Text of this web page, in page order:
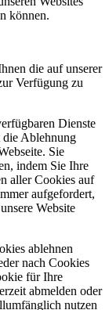
können.
die auf unserer
Verfügung zu
Dienste
die Ablehnung
Sie
indem Sie Ihre
aller Cookies auf
aufgefordert,
Website
ablehnen
nach Cookies
für Ihre
abmelden oder
nutzen